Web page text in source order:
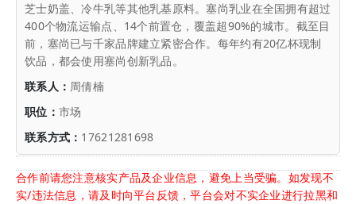
芝士奶盖、冷牛乳等其他乳基原料。塞尚乳业在全国拥有超过
400个物流运输点、14个前置仓，覆盖超90%的城市。截至目
前，塞尚已与千家品牌建立紧密合作。每年约有20亿杯现制
饮品，都会使用塞尚创新乳品。
联系人： 周倩楠
职位： 市场
联系方式： 17621281698
合作前请您注意核实产品及企业信息，避免上当受骗。如发现不
实/违法信息，请及时向平台反馈，平台会对不实企业进行拉黑和